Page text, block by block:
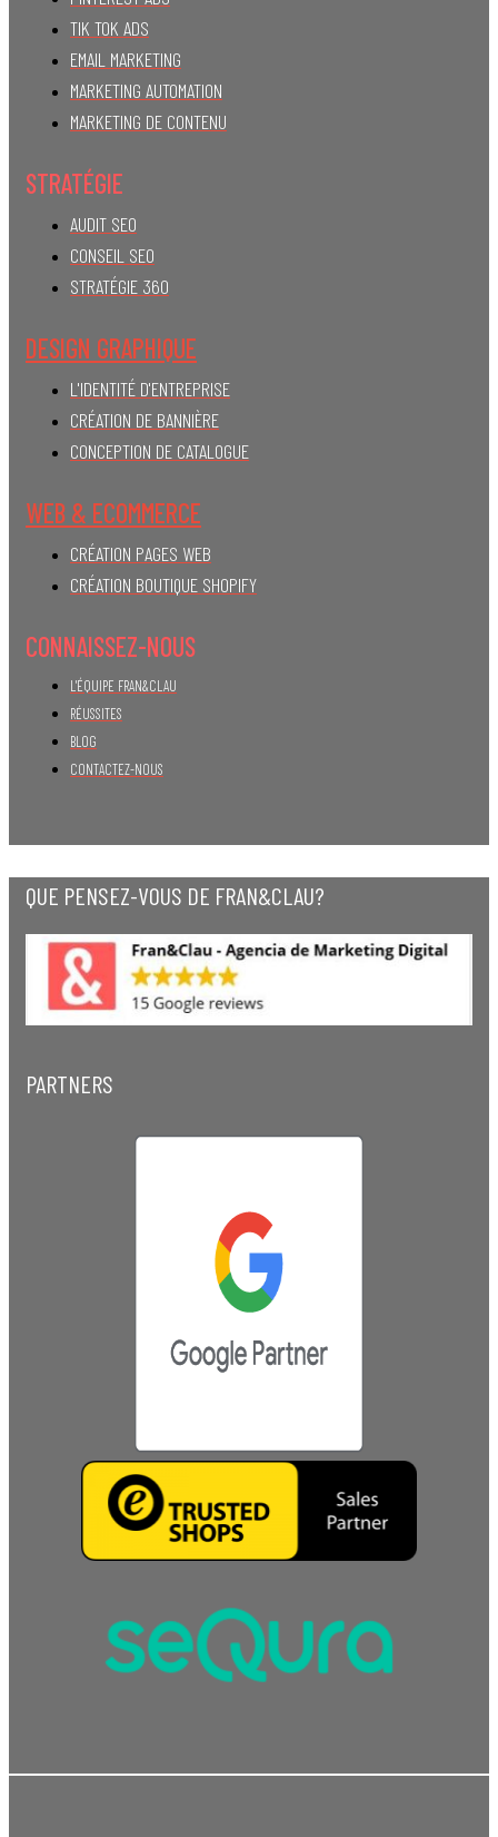
TIK TOK ADS
EMAIL MARKETING
MARKETING AUTOMATION
MARKETING DE CONTENU
STRATÉGIE
AUDIT SEO
CONSEIL SEO
STRATÉGIE 360
DESIGN GRAPHIQUE
L'IDENTITÉ D'ENTREPRISE
CRÉATION DE BANNIÈRE
CONCEPTION DE CATALOGUE
WEB & ECOMMERCE
CRÉATION PAGES WEB
CRÉATION BOUTIQUE SHOPIFY
CONNAISSEZ-NOUS
L'ÉQUIPE FRAN&CLAU
RÉUSSITES
BLOG
CONTACTEZ-NOUS
QUE PENSEZ-VOUS DE FRAN&CLAU?
PARTNERS